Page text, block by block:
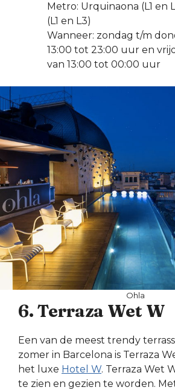
Metro: Urquinaona (L1 en
(L1 en L3)
Wanneer: zondag t/m
13:00 tot 23:00 uur en
van 13:00 tot 00:00 uur
Ohla
6. Terraza Wet W
Een van de meest trendy
zomer in Barcelona is Terraza
het luxe Hotel W. Terraza Wet
te zien en gezien te worden.